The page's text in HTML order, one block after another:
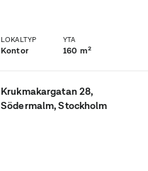
LOKALTYP
Kontor
YTA
160 m²
Krukmakargatan 28,
Södermalm, Stockholm